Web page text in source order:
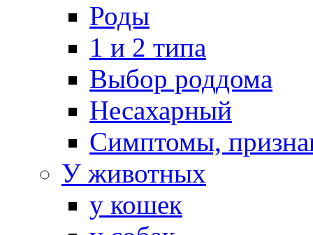
Роды
1 и 2 типа
Выбор роддома
Несахарный
Симптомы,
У животных
у кошек